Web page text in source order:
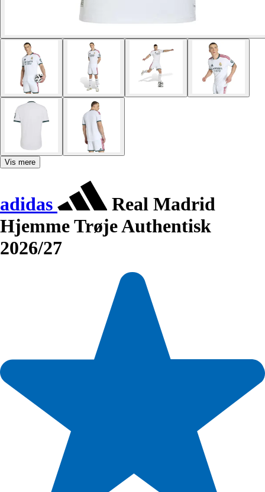
Vis mere
adidas
Real Madrid
Hjemme Trøje Authentisk
2026/27